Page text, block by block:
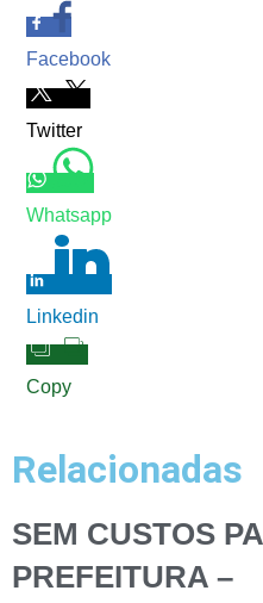
Facebook
Twitter
Whatsapp
Linkedin
Copy
Relacionadas
SEM CUSTOS
PREFEITURA –